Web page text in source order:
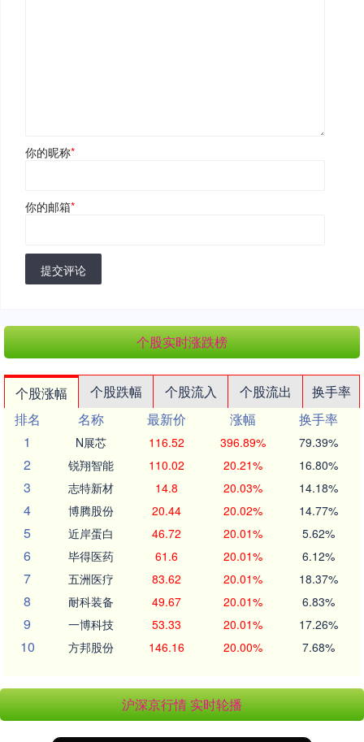
你的昵称*
你的邮箱*
提交评论
个股实时涨跌榜
个股涨幅 个股跌幅 个股流入 个股流出
换手率
排名
名称 最新价 涨幅
换手率
1
N展芯 116.52 396.89% 79.39%
2 锐翔智能 110.02 20.21% 16.80%
3 志特新材 14.8 20.03% 14.18%
4 博腾股份 20.44 20.02% 14.77%
5 近岸蛋白 46.72 20.01% 5.62%
6 毕得医药 61.6 20.01% 6.12%
7 五洲医疗 83.62 20.01% 18.37%
8 耐科装备 49.67 20.01% 6.83%
9 一博科技 53.33 20.01% 17.26%
10 方邦股份 146.16 20.00% 7.68%
沪深京行情 实时轮播